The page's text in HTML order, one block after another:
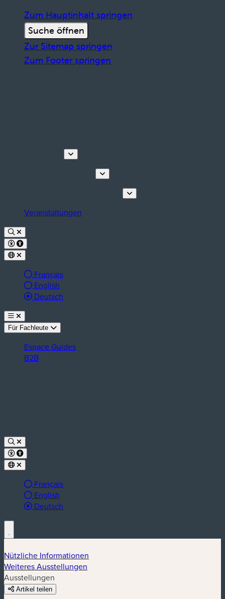
Zum Hauptinhalt springen
Suche öffnen
Zur Sitemap springen
Zum Footer springen
Veranstaltungen
Français
English
aktive Sprache:
Deutsch
Für Fachleute
Espace Guides
B2B
Français
English
aktive Sprache:
Deutsch
Nützliche Informationen
Weiteres Ausstellungen
Ausstellungen
Artikel teilen